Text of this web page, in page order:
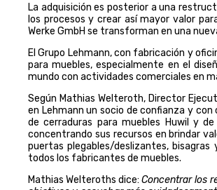
La adquisición es posterior a una
los procesos y crear así mayor valor
Werke GmbH se transforman en una
El Grupo Lehmann, con fabricación y
para muebles, especialmente en el
mundo con actividades comerciales en
Según Mathias Welteroth, Director
en Lehmann un socio de confianza y
de cerraduras para muebles Huwil y
concentrando sus recursos en brindar
puertas plegables/deslizantes,
todos los fabricantes de muebles.
Mathias Welteroths dice: Concentrar los